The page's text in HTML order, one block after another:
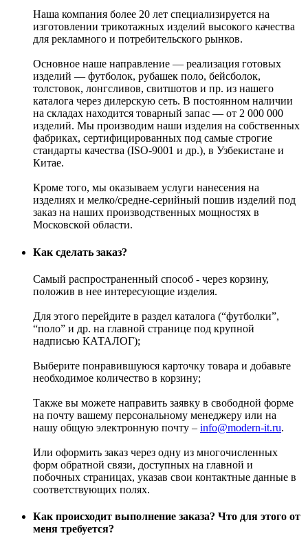
Наша компания более 20 лет специализируется на
изготовлении трикотажных изделий высокого качества
для рекламного и потребительского рынков.
Основное наше направление — реализация готовых
изделий — футболок, рубашек поло, бейсболок,
толстовок, лонгсливов, свитшотов и пр. из нашего
каталога через дилерскую сеть. В постоянном наличии
на складах находится товарный запас — от 2 000 000
изделий. Мы производим наши изделия на собственных
фабриках, сертифицированных под самые строгие
стандарты качества (ISO-9001 и др.), в Узбекистане и
Китае.
Кроме того, мы оказываем услуги нанесения на
изделиях и мелко/средне-серийный пошив изделий под
заказ на наших производственных мощностях в
Московской области.
Как сделать заказ?
Самый распространенный способ - через корзину,
положив в нее интересующие изделия.
Для этого перейдите в раздел каталога (“футболки”,
“поло” и др. на главной странице под крупной
надписью КАТАЛОГ);
Выберите понравившуюся карточку товара и добавьте
необходимое количество в корзину;
Также вы можете направить заявку в свободной форме
на почту вашему персональному менеджеру или на
нашу общую электронную почту – info@modern-it.ru.
Или оформить заказ через одну из многочисленных
форм обратной связи, доступных на главной и
побочных страницах, указав свои контактные данные в
соответствующих полях.
Как происходит выполнение заказа? Что для этого от
меня требуется?